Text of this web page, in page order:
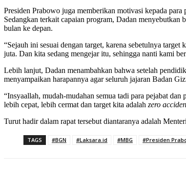
Presiden Prabowo juga memberikan motivasi kepada
Sedangkan terkait capaian program, Dadan
bulan ke depan.
“Sejauh ini sesuai dengan target, karena sebetulnya
juta. Dan kita sedang mengejar itu, sehingga nanti kami
Lebih lanjut, Dadan menambahkan bahwa setelah
menyampaikan harapannya agar seluruh jajaran Badan
“Insyaallah, mudah-mudahan semua tadi para pejabat
lebih cepat, lebih cermat dan target kita adalah zero
Turut hadir dalam rapat tersebut diantaranya adalah
TAGS #BGN #Laksara.id #MBG #Presiden